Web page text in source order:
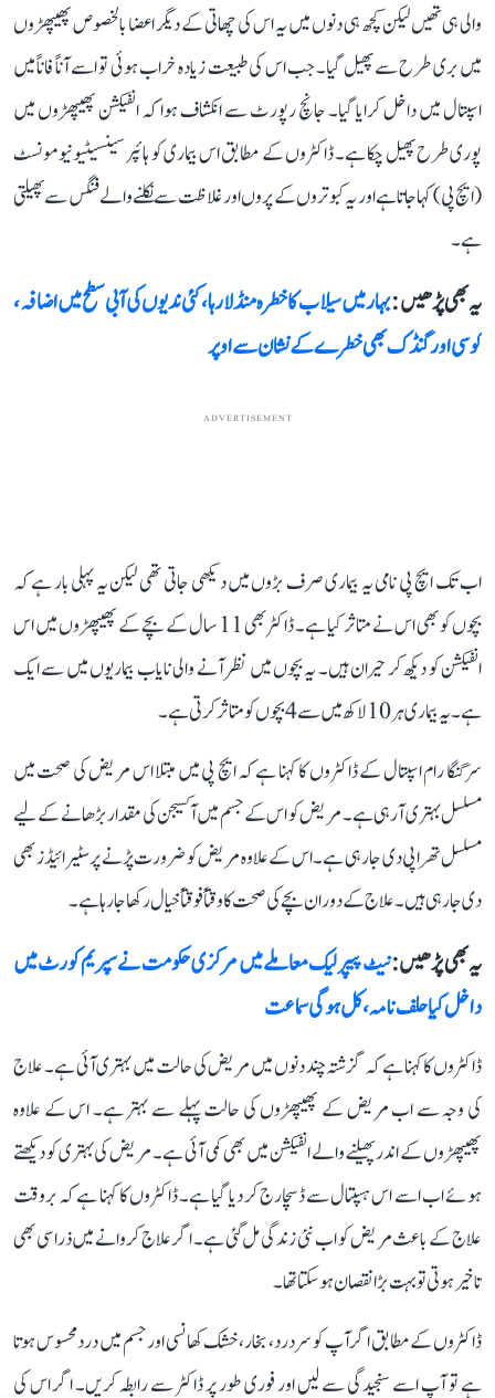
والی ہی تھیں لیکن کچھ ہی دنوں میں یہ اس کی چھاتی کے دیگر اعضا بالخصوص پھیپھڑوں
میں بری طرح سے پھیل گیا۔ جب اس کی طبیعت زیادہ خراب ہوئی تو اسے آناً فاناً میں
اسپتال میں داخل کرایا گیا۔ جانچ رپورٹ سے انکشاف ہوا کہ انفیکشن پھیپھڑوں میں
پوری طرح پھیل چکا ہے۔ ڈاکٹروں کے مطابق اس بیماری کو ہائپر سینسیٹیو نیومونسٹ
(ایچ پی) کہا جاتا ہے اور یہ کبوتروں کے پروں اور غلاظت سے نکلنے والے فنگس سے پھیلتی
ہے۔
یہ بھی پڑھیں :بہار میں سیلاب کا خطرہ منڈلا رہا، کئی ندیوں کی آبی سطح میں اضافہ،
کوسی اور گنڈک بھی خطرے کے نشان سے اوپر
ADVERTISEMENT
اب تک ایچ پی نامی یہ بیماری صرف بڑوں میں دیکھی جاتی تھی لیکن یہ پہلی بار ہے کہ
بچوں کو بھی اس نے متاثر کیا ہے۔ ڈاکٹر بھی 11 سال کے بچے کے پھیپھڑوں میں اس
انفیکشن کو دیکھ کر حیران ہیں۔ یہ بچوں میں نظر آنے والی نایاب بیماریوں میں سے ایک
ہے۔ یہ بیماری ہر 10 لاکھ میں سے 4 بچوں کو متاثر کرتی ہے۔
سر گنگا رام اسپتال کے ڈاکٹروں کا کہنا ہے کہ ایچ پی میں مبتلا اس مریض کی صحت میں
مسلسل بہتری آ رہی ہے۔ مریض کو اس کے جسم میں آکسیجن کی مقدار بڑھانے کے لیے
مسلسل تھراپی دی جا رہی ہے۔ اس کے علاوہ مریض کو ضرورت پڑنے پر سٹیرائیڈز بھی
دی جا رہی ہیں۔ علاج کے دوران بچے کی صحت کا وقتاً فوقتاً خیال رکھا جا رہا ہے۔
یہ بھی پڑھیں :نیٹ پیپر لیک معاملے میں مرکزی حکومت نے سپریم کورٹ میں
داخل کیا حلف نامہ، کل ہوگی سماعت
ڈاکٹروں کا کہنا ہے کہ گزشتہ چند دنوں میں مریض کی حالت میں بہتری آئی ہے۔ علاج
کی وجہ سے اب مریض کے پھیپھڑوں کی حالت پہلے سے بہتر ہے۔ اس کے علاوہ
پھیپھڑوں کے اندر پھیلنے والے انفیکشن میں بھی کمی آئی ہے۔ مریض کی بہتری کو دیکھتے
ہوئے اب اسے اس ہسپتال سے ڈسچارج کر دیا گیا ہے۔ ڈاکٹروں کا کہنا ہے کہ بروقت
علاج کے باعث مریض کو اب نئی زندگی مل گئی ہے۔ اگر علاج کروانے میں ذرا سی بھی
تاخیر ہوتی تو بہت بڑا نقصان ہو سکتا تھا۔
ڈاکٹروں کے مطابق اگر آپ کو سر درد، بخار، خشک کھانسی اور جسم میں درد محسوس ہوتا
ہے تو آپ اسے سنجیدگی سے لیں اور فوری طور پر ڈاکٹر سے رابطہ کریں۔ اگر اس کی